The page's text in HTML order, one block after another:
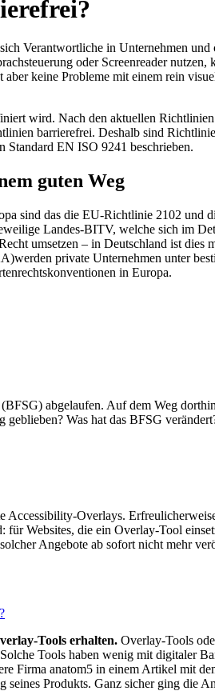
Verantwortliche in Unternehmen
oder Screenreader
keine Probleme mit einem rein
wird. Nach den aktuellen
barrierefrei. Deshalb sind
Standard EN ISO 9241 beschrieben.
guten Weg
sind das die EU-Richtlinie 2102
Landes-BITV, welche sich im
umsetzen – in Deutschland ist
private Unternehmen unter
in Europa.
abgelaufen. Auf dem Weg
Was hat das BFSG
Accessibility-Overlays.
für Websites, die ein Overlay-Tool
Angebote ab sofort nicht mehr
Tools erhalten. Overlay-Tools
Tools haben wenig mit digitaler
Firma anatom5 in einem Artikel mit
Produkts. Ganz sicher ging die